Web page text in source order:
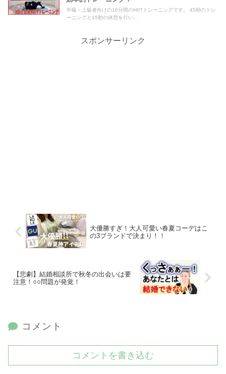
中級～上級者向けの10分間のHIITトレーニングです。 45秒のトレ
ーニングと15秒の休憩を行い...
スポンサーリンク
大優勝すぎ！大人可愛い春夏コーデはこ
の3ブランドで決まり！！
【悲劇】結婚相談所で秋冬の出会いは要
注意！○○問題が発覚！
コメント
コメントを書き込む